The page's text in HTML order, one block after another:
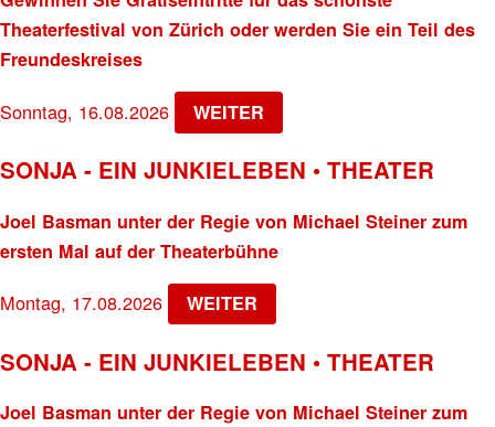
Theaterfestival von Zürich oder werden Sie ein Teil des
Freundeskreises
Sonntag, 16.08.2026 WEITER
SONJA - EIN JUNKIELEBEN • THEATER
Joel Basman unter der Regie von Michael Steiner zum
ersten Mal auf der Theaterbühne
Montag, 17.08.2026 WEITER
SONJA - EIN JUNKIELEBEN • THEATER
Joel Basman unter der Regie von Michael Steiner zum